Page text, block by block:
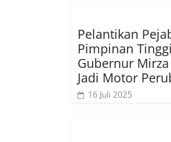
Pelantikan
Pimpinan
Gubernur
Jadi Motor
16 Juli 2025